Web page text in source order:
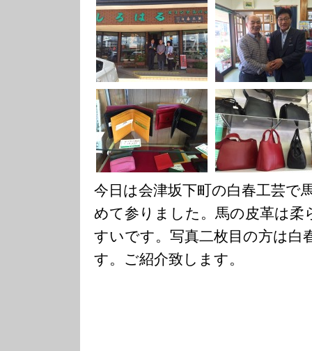
今日は会津坂下町の白春工芸で
めて参りました。馬の皮革は
すいです。写真二枚目の方は白
す。ご紹介致します。